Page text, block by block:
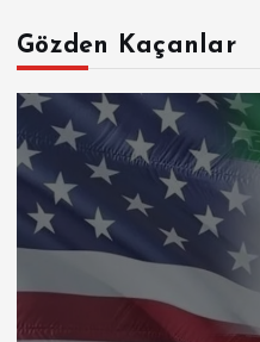
Gözden Kaçanlar